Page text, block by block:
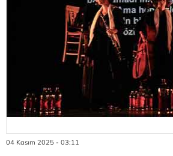
04 Kasım 2025 - 03:11